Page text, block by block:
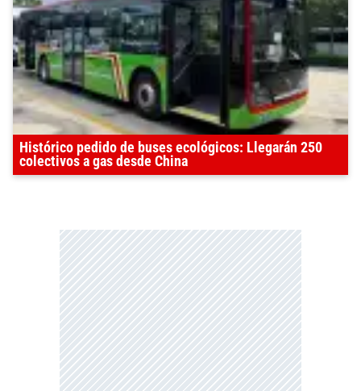
Histórico pedido de buses ecológicos: Llegarán 250
colectivos a gas desde China